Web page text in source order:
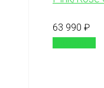
63 990 ₽